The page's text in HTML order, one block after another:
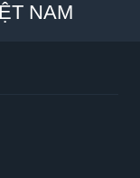
NAM